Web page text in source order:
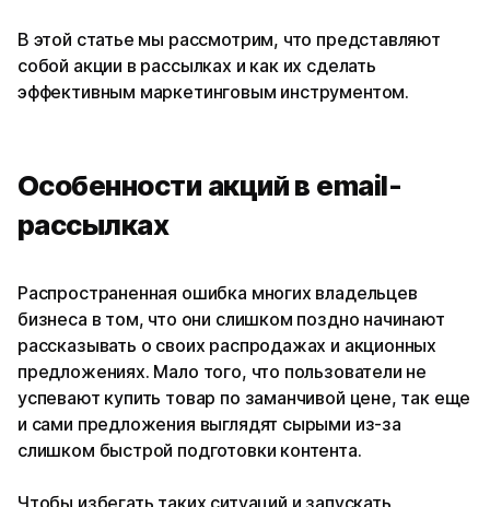
В этой статье мы рассмотрим, что представляют
собой акции в рассылках и как их сделать
эффективным маркетинговым инструментом.
Особенности акций в email-
рассылках
Распространенная ошибка многих владельцев
бизнеса в том, что они слишком поздно начинают
рассказывать о своих распродажах и акционных
предложениях. Мало того, что пользователи не
успевают купить товар по заманчивой цене, так еще
и сами предложения выглядят сырыми из-за
слишком быстрой подготовки контента.